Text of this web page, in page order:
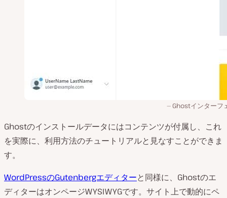
Ghostインターフ
Ghostのインストールデータにはコンテンツが付属し、これ
を実際に、利用方法のチュートリアルと見なすことができま
す。
WordPressのGutenbergエディターと同様に、Ghostのエ
ディターはオンページWYSIWYGです。サイト上で動的にペ